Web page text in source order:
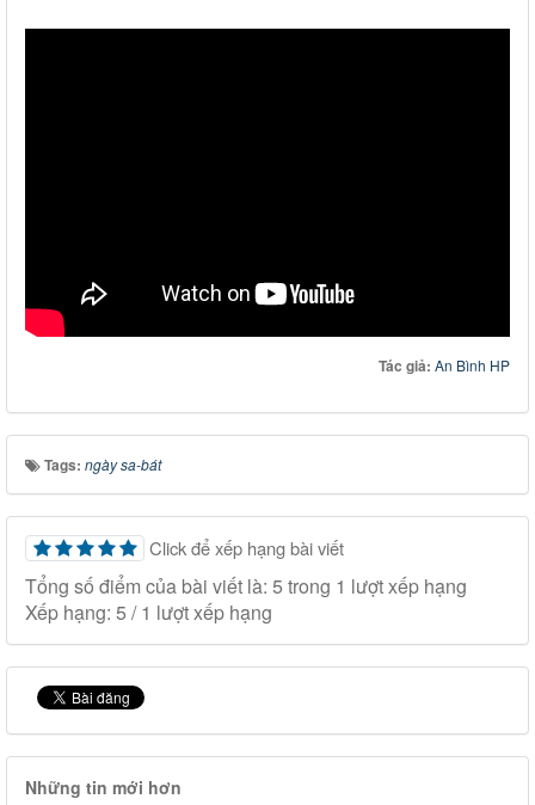
Tác giả: An Bình HP
Tags: ngày sa-bát
Click để xếp hạng bài viết
Tổng số điểm của bài viết là: 5 trong 1 lượt xếp hạng
Xếp hạng: 5 /1 lượt xếp hạng
Những tin mới hơn